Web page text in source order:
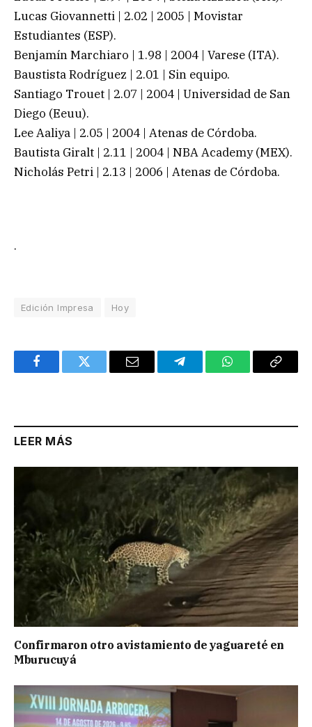
Lucas Giovannetti | 2.02 | 2005 | Movistar
Estudiantes (ESP).
Benjamín Marchiaro | 1.98 | 2004 | Varese (ITA).
Baustista Rodríguez | 2.01 | Sin equipo.
Santiago Trouet | 2.07 | 2004 | Universidad de San
Diego (Eeuu).
Lee Aaliya | 2.05 | 2004 | Atenas de Córdoba.
Bautista Giralt | 2.11 | 2004 | NBA Academy (MEX).
Nicholás Petri | 2.13 | 2006 | Atenas de Córdoba.
.
Edición Impresa Hoy
FacebookTwitter Email TelegramWhatsAppCopy
LEER MÁS
Confirmaron otro avistamiento de yaguareté en
Mburucuyá